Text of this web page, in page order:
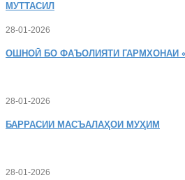
МУТТАСИЛ
28-01-2026
ОШНОӢ БО ФАЪОЛИЯТИ ГАРМХОНАИ
28-01-2026
БАРРАСИИ МАСЪАЛАҲОИ МУҲИМ
28-01-2026